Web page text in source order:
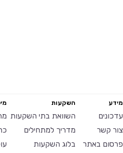
מידע
עדכונים
צור קשר
פרסום באתר
השקעות
השוואת בתי השקעות
מדריך למתחילים
בלוג השקעות